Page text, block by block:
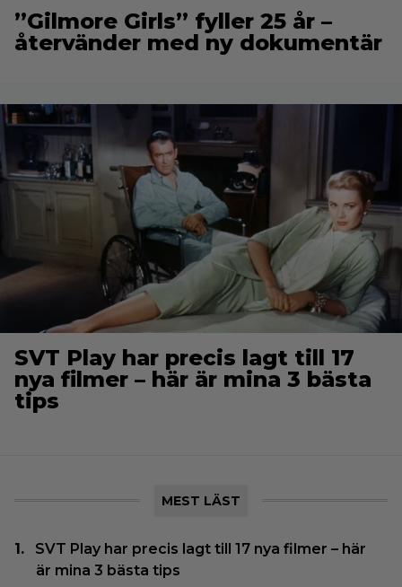
”Gilmore Girls” fyller 25 år –
återvänder med ny dokumentär
SVT Play har precis lagt till 17
nya filmer – här är mina 3 bästa
tips
MEST LÄST
SVT Play har precis lagt till 17 nya filmer – här
är mina 3 bästa tips